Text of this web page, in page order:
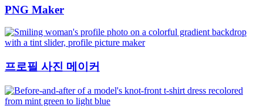
PNG Maker
프로필 사진 메이커